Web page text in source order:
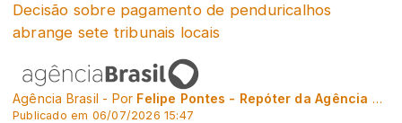
Decisão sobre pagamento de penduricalhos
abrange sete tribunais locais
Agência Brasil - Por Felipe Pontes - Repóter da Agência Brasil
Publicado em 06/07/2026 15:47